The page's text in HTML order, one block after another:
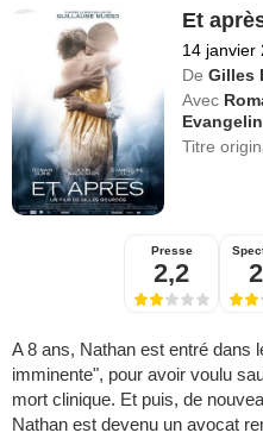
Et
14 janvier
De Gilles
Avec
Titre
Presse
2,2
A 8 ans, Nathan est entré dans
imminente", pour avoir voulu
mort clinique. Et puis, de
Nathan est devenu un avocat